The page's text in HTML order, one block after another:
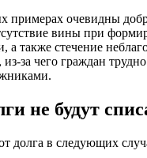
примерах очевидны
вины при
а также стечение
из-за чего граждан
не будут
долга в следующих